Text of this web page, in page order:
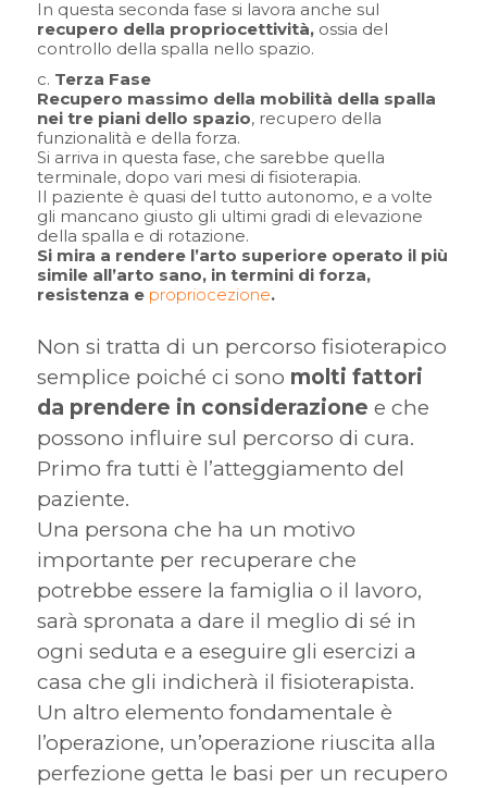
In questa seconda fase si lavora anche sul
recupero della propriocettività,ossia del
controllo della spalla nello spazio.
Terza Fase
Recupero massimo della mobilità della spalla
nei tre piani dello spazio, recupero della
funzionalità e della forza.
Si arriva in questa fase, che sarebbe quella
terminale, dopo vari mesi di fisioterapia.
Il paziente è quasi del tutto autonomo, e a volte
gli mancano giusto gli ultimi gradi di elevazione
della spalla e di rotazione.
Si mira a rendere l’arto superiore operato il più
simile all’arto sano, in termini di forza,
resistenza e propriocezione.
Non si tratta di un percorso fisioterapico
semplice poiché ci sono molti fattori
da prendere in considerazione e che
possono influire sul percorso di cura.
Primo fra tutti è l’atteggiamento del
paziente.
Una persona che ha un motivo
importante per recuperare che
potrebbe essere la famiglia o il lavoro,
sarà spronata a dare il meglio di sé in
ogni seduta e a eseguire gli esercizi a
casa che gli indicherà il fisioterapista.
Un altro elemento fondamentale è
l’operazione, un’operazione riuscita alla
perfezione getta le basi per un recupero